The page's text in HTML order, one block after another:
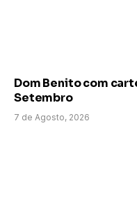
Dom Benito com
Setembro
7 de Agosto, 2026